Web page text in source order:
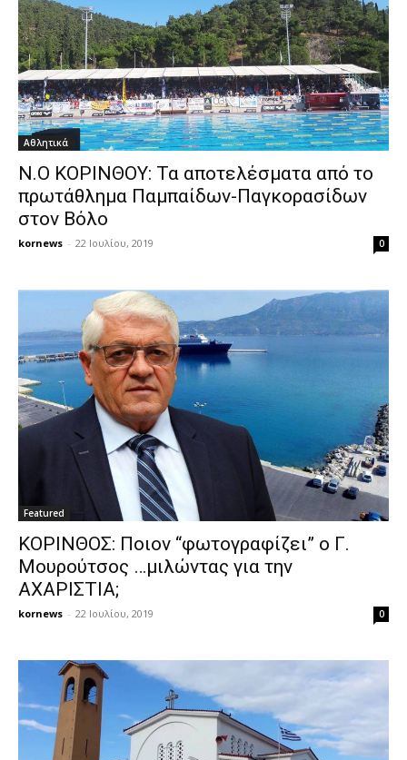
Αθλητικά
Ν.Ο ΚΟΡΙΝΘΟΥ: Τα αποτελέσματα από το
πρωτάθλημα Παμπαίδων-Παγκορασίδων
στον Βόλο
kornews - 22 Ιουλίου, 2019 0
Featured
ΚΟΡΙΝΘΟΣ: Ποιον “φωτογραφίζει” ο Γ.
Μουρούτσος …μιλώντας για την
ΑΧΑΡΙΣΤΙΑ;
kornews - 22 Ιουλίου, 2019 0